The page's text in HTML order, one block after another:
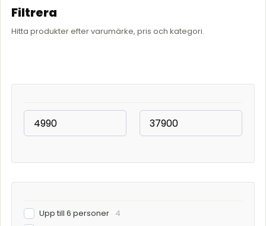
Filtrera
Hitta produkter efter varumärke, pris och kategori.
Upp till 6 personer 4